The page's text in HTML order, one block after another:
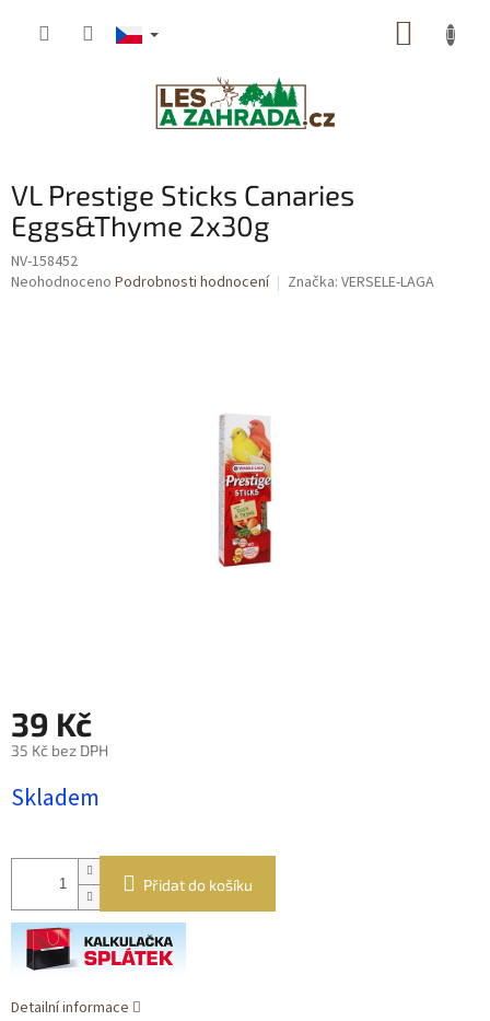
VL Prestige Sticks Canaries
Eggs&Thyme 2x30g
NV-158452
Průměrné
Neohodnoceno Podrobnosti hodnocení Značka: VERSELE-LAGA
39 Kč
35 Kč bez DPH
cena:
Skladem
Přidat do košíku
Detailní informace